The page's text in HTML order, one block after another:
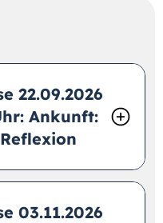
22.09.2026
Ankunft:
03.11.2026